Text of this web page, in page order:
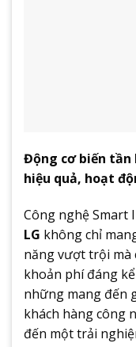
Động cơ biến
hiệu quả, hoạt
Công nghệ Smart
LG không chỉ
năng vượt trội mà
khoản phí đáng
những mang đến
khách hàng công
đến một trải